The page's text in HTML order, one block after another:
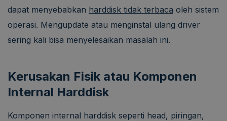
dapat menyebabkan harddisk tidak terbaca oleh sistem
operasi. Mengupdate atau menginstal ulang driver
sering kali bisa menyelesaikan masalah ini.
Kerusakan Fisik atau Komponen
Internal Harddisk
Komponen internal harddisk seperti head, piringan,